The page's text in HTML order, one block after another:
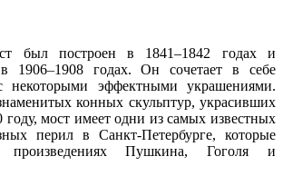
был построен в 1841–1842 годах и
в 1906–1908 годах. Он сочетает в себе
эффектными украшениями.
конных скульптур, украсивших
году, мост имеет одни из самых известных
перил в Санкт-Петербурге, которые
Пушкина, Гоголя и